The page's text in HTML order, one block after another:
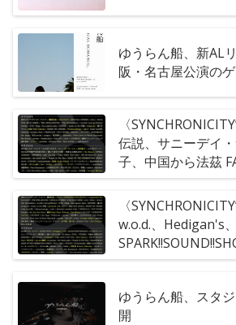
ゆうらん船、新AL
阪・名古屋公演の
〈
伝説、サニーデイ
子、中国から法茲
16組
〈
w.o.d.、Hedigan's
機、Suspended
ゆうらん船、スタ
開